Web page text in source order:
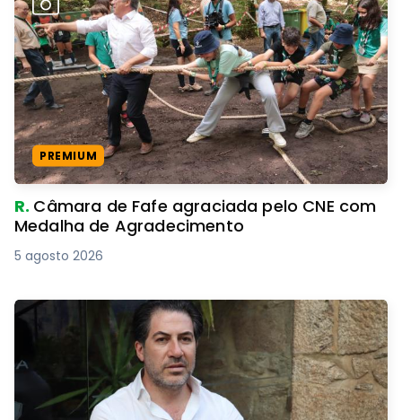
PREMIUM
R. Câmara de Fafe agraciada pelo CNE com
Medalha de Agradecimento
5 agosto 2026